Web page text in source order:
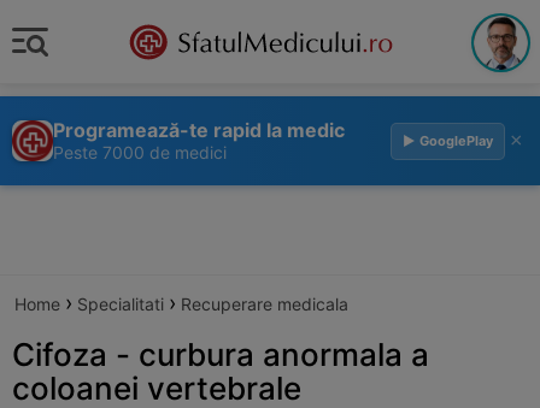
Programează-te rapid la medic
Peste 7000 de medici
▶ GooglePlay ×
Home › Specialitati › Recuperare medicala
Cifoza - curbura anormala a
coloanei vertebrale